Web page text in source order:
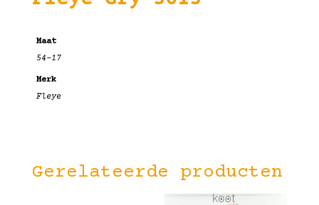
Maat
54-17
Merk
Fleye
Gerelateerde producten